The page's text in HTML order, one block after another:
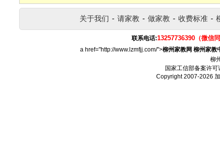
关于我们 - 请家教 - 做家教 - 收费标准 -
联系电话:13257736390（微信
a href="http://www.lzmfjj.com/">柳州家教网 柳州家教
柳
国家工信部备案许可
Copyright 2007-2026